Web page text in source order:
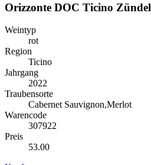
Orizzonte DOC Ticino Zündel
Weintyp
rot
Region
Ticino
Jahrgang
2022
Traubensorte
Cabernet Sauvignon,Merlot
Warencode
307922
Preis
53.00